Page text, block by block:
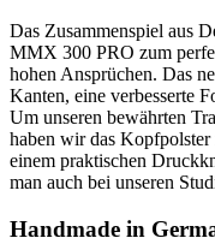
Das Zusammenspiel aus
MMX 300 PRO zum
hohen Ansprüchen. Das
Kanten, eine verbesserte
Um unseren bewährten
haben wir das Kopfpolster
einem praktischen
man auch bei unseren
Handmade in